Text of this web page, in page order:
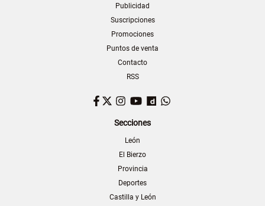
Publicidad
Suscripciones
Promociones
Puntos de venta
Contacto
RSS
Facebook
TwitterInstagram
YouTubeDailymotion
Secciones
León
El Bierzo
Provincia
Deportes
Castilla y León